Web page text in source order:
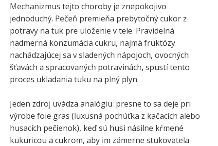
Mechanizmus tejto choroby je znepokojivo
jednoduchý. Pečeň premieňa prebytočný cukor z
potravy na tuk pre uloženie v tele. Pravidelná
nadmerná konzumácia cukru, najmä fruktózy
nachádzajúcej sa v sladených nápojoch, ovocných
šťavách a spracovaných potravinách, spustí tento
proces ukladania tuku na plný plyn.
Jeden zdroj uvádza analógiu: presne to sa deje pri
výrobe foie gras (luxusná pochúťka z kačacích alebo
husacích pečienok), keď sú husi násilne kŕmené
kukuricou a cukrom, aby im zámerne stukovatela